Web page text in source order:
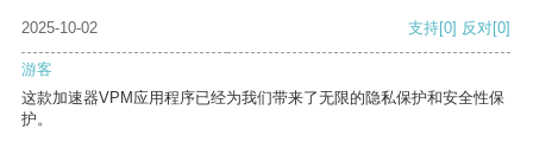
2025-10-02 支持[0] 反对[0]
游客
这款加速器VPM应用程序已经为我们带来了无限的隐私保护和安全性保
护。